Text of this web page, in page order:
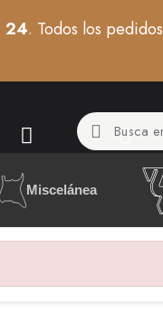
24. Todos los pedidos
Miscelánea